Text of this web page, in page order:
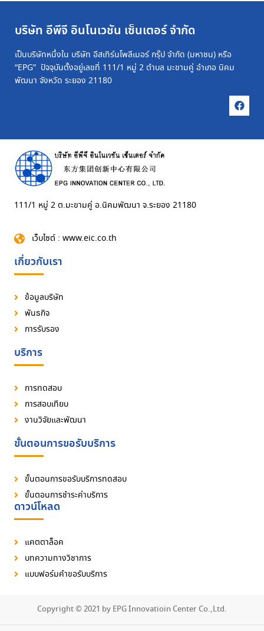
บริษัท อีพีจี อินโนเวชัน เซ็นเตอร์ จำกัด
เป็นบริษัทหนึ่งใน บริษัท อีสเทิร์นโพลีเมอร์ กรุ๊ป จำกัด (มหาชน) หรือ
“EPG” ปัจจุบันตั้งอยู่เลขที่ 111/1 หมู่ 2 ตำบล มะขามคู่ อำเภอ นิคม
พัฒนา จังหวัด ระยอง 21180
111/1 หมู่ 2 ต.มะขามคู่ อ.นิคมพัฒนา จ.ระยอง 21180
เว็บไซต์ : www.eic.co.th
เกี่ยวกับเรา
ข้อมูลบริษัท
พันธกิจ
การรับรอง
บริการ
การทดสอบ
การสอบเทียบ
งานวิจัยและพัฒนา
ขั้นตอนการขอรับบริการ
ขั้นตอนการขอรับบริการทดสอบ
ขั้นตอนการชำระค่าบริการ
ดาวน์โหลด
แคตตาล็อค
บทความทางวิชาการ
แบบฟอร์มคำขอรับบริการ
Copyright © 2021 by EPG Innovatioin Center Co.,Ltd.